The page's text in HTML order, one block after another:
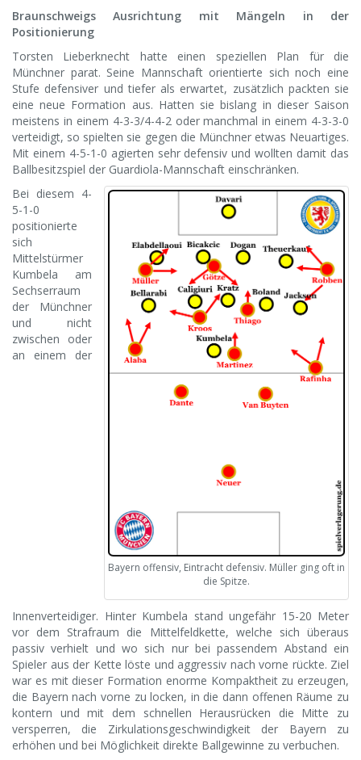
Braunschweigs Ausrichtung mit Mängeln in der
Positionierung
Torsten Lieberknecht hatte einen speziellen Plan für die
Münchner parat. Seine Mannschaft orientierte sich noch eine
Stufe defensiver und tiefer als erwartet, zusätzlich packten sie
eine neue Formation aus. Hatten sie bislang in dieser Saison
meistens in einem 4-3-3/4-4-2 oder manchmal in einem 4-3-3-0
verteidigt, so spielten sie gegen die Münchner etwas Neuartiges.
Mit einem 4-5-1-0 agierten sehr defensiv und wollten damit das
Ballbesitzspiel der Guardiola-Mannschaft einschränken.
Bayern offensiv, Eintracht defensiv. Müller ging oft in
die Spitze.
Bei diesem 4-
5-1-0
positionierte
sich
Mittelstürmer
Kumbela am
Sechserraum
der Münchner
und nicht
zwischen oder
an einem der
Innenverteidiger. Hinter Kumbela stand ungefähr 15-20 Meter
vor dem Strafraum die Mittelfeldkette, welche sich überaus
passiv verhielt und wo sich nur bei passendem Abstand ein
Spieler aus der Kette löste und aggressiv nach vorne rückte. Ziel
war es mit dieser Formation enorme Kompaktheit zu erzeugen,
die Bayern nach vorne zu locken, in die dann offenen Räume zu
kontern und mit dem schnellen Herausrücken die Mitte zu
versperren, die Zirkulationsgeschwindigkeit der Bayern zu
erhöhen und bei Möglichkeit direkte Ballgewinne zu verbuchen.